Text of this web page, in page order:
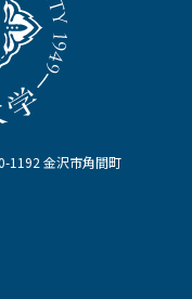
1192 金沢市角間町